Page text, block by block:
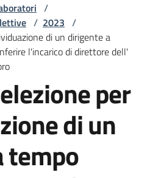
/
/ 2023 /
di un dirigente a
l'incarico di direttore dell'
per
di un
tempo